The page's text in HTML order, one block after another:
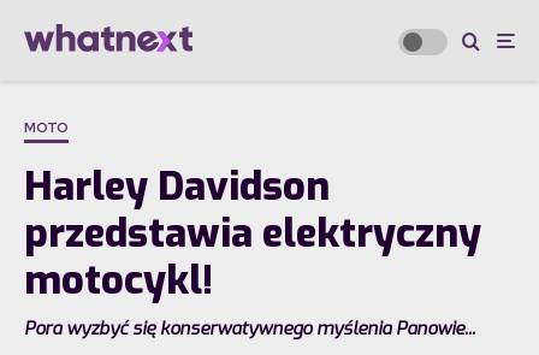
MOTO
Harley Davidson
przedstawia elektryczny
motocykl!
Pora wyzbyć się konserwatywnego myślenia Panowie...